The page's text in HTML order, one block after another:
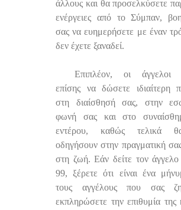
άλλους και θα προσελκύσετε
ενέργειες από το Σύμπαν,
σας να ευημερήσετε με έναν
δεν έχετε ξαναδεί.
Επιπλέον, οι άγγελοι
επίσης να δώσετε ιδιαίτερη
στη διαίσθησή σας, στην
φωνή σας και στο
εντέρου, καθώς τελικά
οδηγήσουν στην πραγματική
στη ζωή. Εάν δείτε τον άγγελο
99, ξέρετε ότι είναι ένα
τους αγγέλους που σας
εκπληρώσετε την επιθυμία της